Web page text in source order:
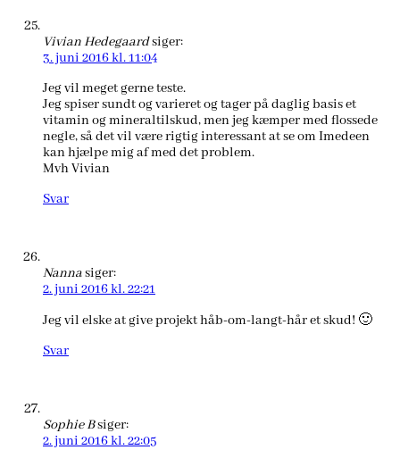
Vivian Hedegaardsiger:
3. juni 2016 kl. 11:04
Jeg vil meget gerne teste.
Jeg spiser sundt og varieret og tager på daglig basis et
vitamin og mineraltilskud, men jeg kæmper med flossede
negle, så det vil være rigtig interessant at se om Imedeen
kan hjælpe mig af med det problem.
Mvh Vivian
Svar
Nannasiger:
2. juni 2016 kl. 22:21
Jeg vil elske at give projekt håb-om-langt-hår et skud! 🙂
Svar
Sophie Bsiger:
2. juni 2016 kl. 22:05